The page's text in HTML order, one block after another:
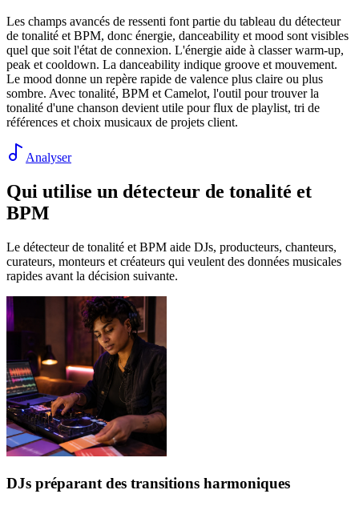
Les champs avancés de ressenti font partie du tableau du détecteur
de tonalité et BPM, donc énergie, danceability et mood sont visibles
quel que soit l'état de connexion. L'énergie aide à classer warm-up,
peak et cooldown. La danceability indique groove et mouvement.
Le mood donne un repère rapide de valence plus claire ou plus
sombre. Avec tonalité, BPM et Camelot, l'outil pour trouver la
tonalité d'une chanson devient utile pour flux de playlist, tri de
références et choix musicaux de projets client.
Analyser
Qui utilise un détecteur de tonalité et
BPM
Le détecteur de tonalité et BPM aide DJs, producteurs, chanteurs,
curateurs, monteurs et créateurs qui veulent des données musicales
rapides avant la décision suivante.
DJs préparant des transitions harmoniques